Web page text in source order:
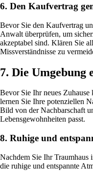
6. Den Kaufvertrag
Bevor Sie den Kaufvertrag
Anwalt überprüfen, um
akzeptabel sind. Klären Sie
Missverständnisse zu
7. Die Umgebung
Bevor Sie Ihr neues
lernen Sie Ihre potenziellen
Bild von der Nachbarschaft
Lebensgewohnheiten passt.
8. Ruhige und
Nachdem Sie Ihr Traumhaus
die ruhige und entspannte